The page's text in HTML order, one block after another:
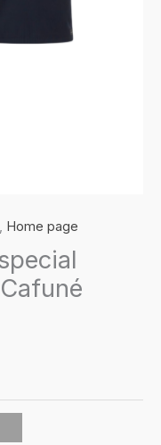
, Home page